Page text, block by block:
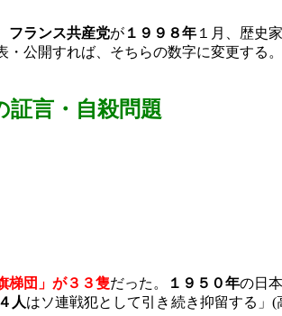
フランス共産党が １９９８年 １月、歴史
公開すれば、そちらの数字に変更する。
証言・自殺問題
梯団」が３３隻だった。 １９５０年の日
人はソ連戦犯として引き続き抑留する」(